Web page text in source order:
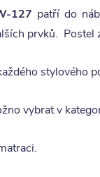
127 patří do
prvků. Postel
stylového
vybrat v